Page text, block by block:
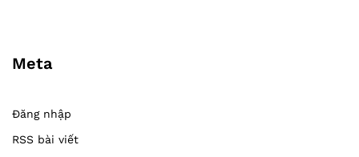
Meta
Đăng nhập
RSS bài viết